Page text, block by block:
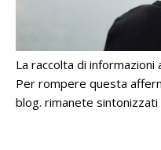
La raccolta di
Per rompere questa
blog. rimanete